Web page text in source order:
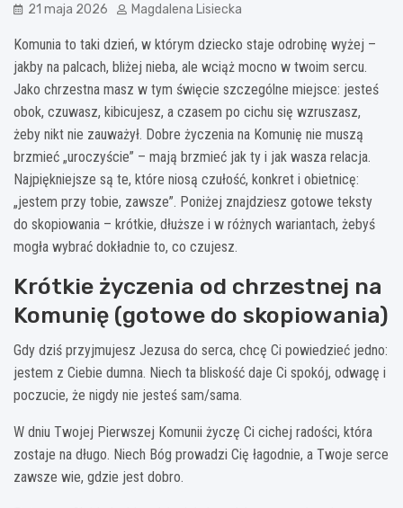
21 maja 2026 Magdalena Lisiecka
Komunia to taki dzień, w którym dziecko staje odrobinę wyżej –
jakby na palcach, bliżej nieba, ale wciąż mocno w twoim sercu.
Jako chrzestna masz w tym święcie szczególne miejsce: jesteś
obok, czuwasz, kibicujesz, a czasem po cichu się wzruszasz,
żeby nikt nie zauważył. Dobre życzenia na Komunię nie muszą
brzmieć „uroczyście” – mają brzmieć jak ty i jak wasza relacja.
Najpiękniejsze są te, które niosą czułość, konkret i obietnicę:
„jestem przy tobie, zawsze”. Poniżej znajdziesz gotowe teksty
do skopiowania – krótkie, dłuższe i w różnych wariantach, żebyś
mogła wybrać dokładnie to, co czujesz.
Krótkie życzenia od chrzestnej na
Komunię (gotowe do skopiowania)
Gdy dziś przyjmujesz Jezusa do serca, chcę Ci powiedzieć jedno:
jestem z Ciebie dumna. Niech ta bliskość daje Ci spokój, odwagę i
poczucie, że nigdy nie jesteś sam/sama.
W dniu Twojej Pierwszej Komunii życzę Ci cichej radości, która
zostaje na długo. Niech Bóg prowadzi Cię łagodnie, a Twoje serce
zawsze wie, gdzie jest dobro.